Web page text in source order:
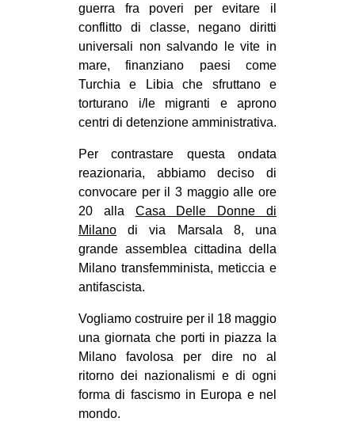
EVENTI
tw
SEARCH
guerra fra poveri per evitare il
conflitto di classe, negano diritti
universali non salvando le vite in
mare, finanziano paesi come
Turchia e Libia che sfruttano e
torturano i/le migranti e aprono
centri di detenzione amministrativa.
Per contrastare questa ondata
reazionaria, abbiamo deciso di
convocare per il 3 maggio alle ore
20 alla Casa Delle Donne di
Milano di via Marsala 8, una
grande assemblea cittadina della
Milano transfemminista, meticcia e
antifascista.
Vogliamo costruire per il 18 maggio
una giornata che porti in piazza la
Milano favolosa per dire no al
ritorno dei nazionalismi e di ogni
forma di fascismo in Europa e nel
mondo.